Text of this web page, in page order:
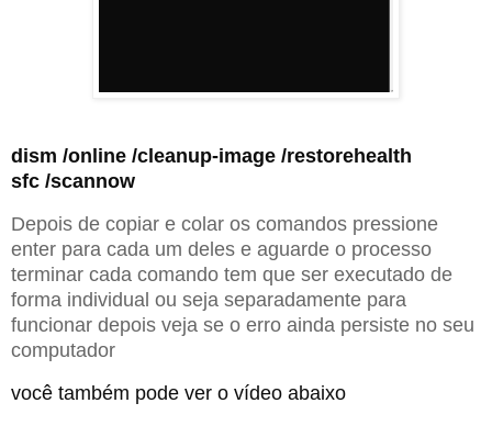
dism /online /cleanup-image /restorehealth
sfc /scannow
Depois de copiar e colar os comandos pressione
enter para cada um deles e aguarde o processo
terminar cada comando tem que ser executado de
forma individual ou seja separadamente para
funcionar depois veja se o erro ainda persiste no seu
computador
você também pode ver o vídeo abaixo